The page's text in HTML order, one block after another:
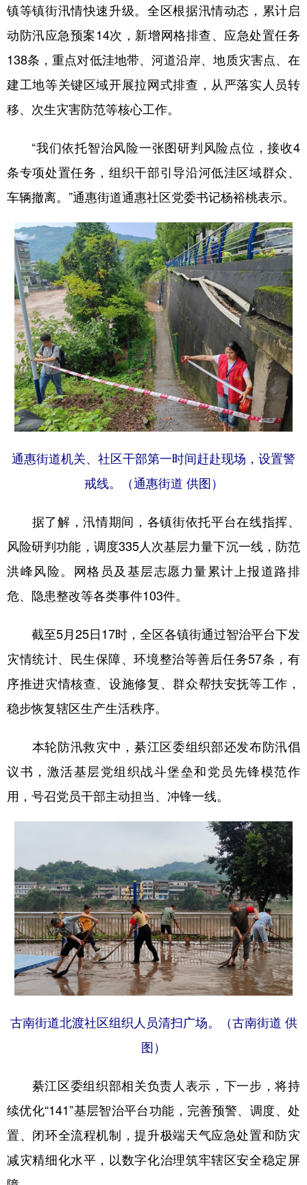
镇等镇街汛情快速升级。全区根据汛情动态，累计启
动防汛应急预案14次，新增网格排查、应急处置任务
138条，重点对低洼地带、河道沿岸、地质灾害点、在
建工地等关键区域开展拉网式排查，从严落实人员转
移、次生灾害防范等核心工作。
“我们依托智治风险一张图研判风险点位，接收4
条专项处置任务，组织干部引导沿河低洼区域群众、
车辆撤离。”通惠街道通惠社区党委书记杨裕桃表示。
通惠街道机关、社区干部第一时间赶赴现场，设置警
戒线。（通惠街道 供图）
据了解，汛情期间，各镇街依托平台在线指挥、
风险研判功能，调度335人次基层力量下沉一线，防范
洪峰风险。网格员及基层志愿力量累计上报道路排
危、隐患整改等各类事件103件。
截至5月25日17时，全区各镇街通过智治平台下发
灾情统计、民生保障、环境整治等善后任务57条，有
序推进灾情核查、设施修复、群众帮扶安抚等工作，
稳步恢复辖区生产生活秩序。
本轮防汛救灾中，綦江区委组织部还发布防汛倡
议书，激活基层党组织战斗堡垒和党员先锋模范作
用，号召党员干部主动担当、冲锋一线。
古南街道北渡社区组织人员清扫广场。（古南街道 供
图）
綦江区委组织部相关负责人表示，下一步，将持
续优化“141”基层智治平台功能，完善预警、调度、处
置、闭环全流程机制，提升极端天气应急处置和防灾
减灾精细化水平，以数字化治理筑牢辖区安全稳定屏